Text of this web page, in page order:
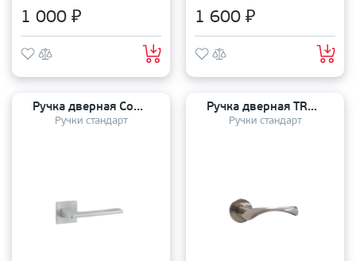
1 000 ₽ 1 600 ₽
Ручка дверная Code Deco на квадратном основании H-30134-A-CRS
Ручки стандарт
Ручка дверная TRODOS AL-03-X11 SN
Ручки стандарт